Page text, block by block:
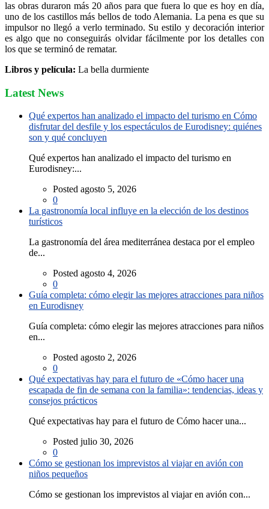
las obras duraron más 20 años para que fuera lo que es hoy en día,
uno de los castillos más bellos de todo Alemania. La pena es que su
impulsor no llegó a verlo terminado. Su estilo y decoración interior
es algo que no conseguirás olvidar fácilmente por los detalles con
los que se terminó de rematar.
Libros y película: La bella durmiente
Latest News
Qué expertos han analizado el impacto del turismo en Cómo
disfrutar del desfile y los espectáculos de Eurodisney: quiénes
son y qué concluyen
Qué expertos han analizado el impacto del turismo en
Eurodisney:...
Posted agosto 5, 2026
0
La gastronomía local influye en la elección de los destinos
turísticos
La gastronomía del área mediterránea destaca por el empleo
de...
Posted agosto 4, 2026
0
Guía completa: cómo elegir las mejores atracciones para niños
en Eurodisney
Guía completa: cómo elegir las mejores atracciones para niños
en...
Posted agosto 2, 2026
0
Qué expectativas hay para el futuro de «Cómo hacer una
escapada de fin de semana con la familia»: tendencias, ideas y
consejos prácticos
Qué expectativas hay para el futuro de Cómo hacer una...
Posted julio 30, 2026
0
Cómo se gestionan los imprevistos al viajar en avión con
niños pequeños
Cómo se gestionan los imprevistos al viajar en avión con...